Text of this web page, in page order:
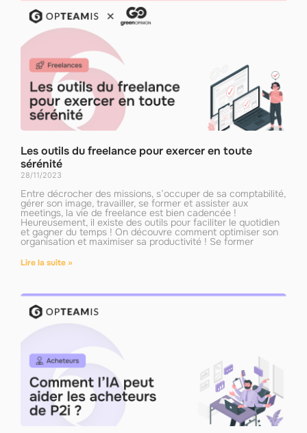
Les outils du freelance pour exercer en toute
sérénité
28/11/2023
Entre décrocher des missions, s’occuper de sa comptabilité,
gérer son image, travailler, se former et assister aux
meetings, la vie de freelance est bien cadencée !
Heureusement, il existe des outils pour faciliter le quotidien
et gagner du temps ! On découvre comment optimiser son
organisation et maximiser sa productivité ! Se former
Lire la suite »